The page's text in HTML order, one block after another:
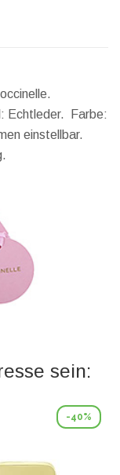
Echtleder. Farbe:
einstellbar.
sein:
-40%